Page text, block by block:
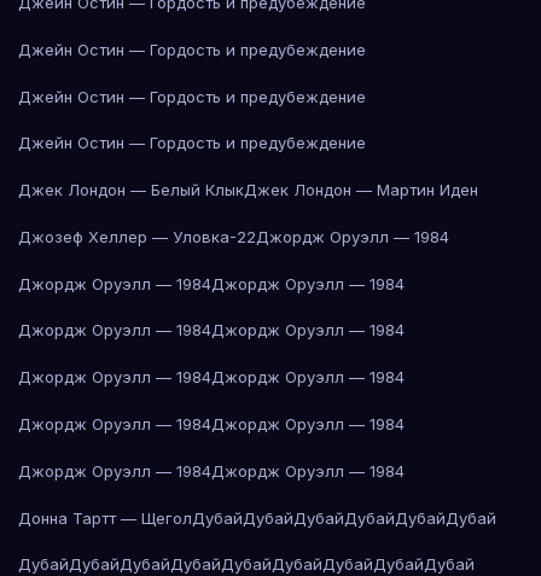
Джейн Остин — Гордость и предубеждение
Джейн Остин — Гордость и предубеждение
Джейн Остин — Гордость и предубеждение
Джек Лондон — Белый КлыкДжек Лондон — Мартин Иден
Джозеф Хеллер — Уловка-22Джордж Оруэлл — 1984
Джордж Оруэлл — 1984Джордж Оруэлл — 1984
Джордж Оруэлл — 1984Джордж Оруэлл — 1984
Джордж Оруэлл — 1984Джордж Оруэлл — 1984
Джордж Оруэлл — 1984Джордж Оруэлл — 1984
Джордж Оруэлл — 1984Джордж Оруэлл — 1984
Донна Тартт — ЩеголДубайДубайДубайДубайДубайДубай
ДубайДубайДубайДубайДубайДубайДубайДубайДубай